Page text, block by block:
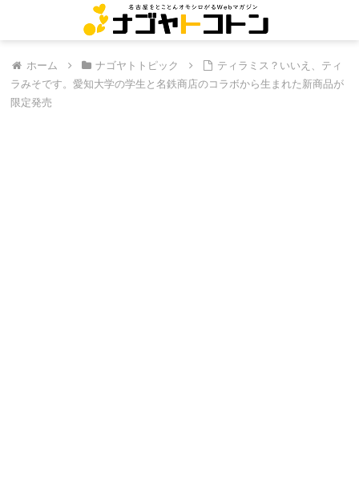
ホーム ナゴヤトトピック
ティラミス？いいえ、ティ
ラみそです。愛知大学の学生と名鉄商店のコラボから生まれた新商品が
限定発売